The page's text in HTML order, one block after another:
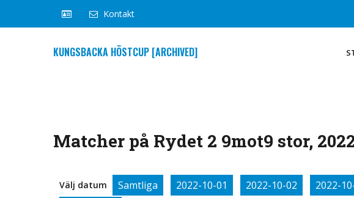
Kontakt
KUNGSBACKA HÖSTCUP [ARCHIVED]
Matcher på Rydet 2 9mot9 stor,
Välj datum Samtliga 2022-10-01 2022-10-02 2022-